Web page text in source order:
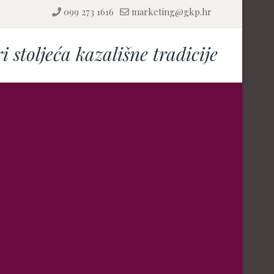
099 273 1616 marketing@gkp.hr
stoljeća kazališne tradicije